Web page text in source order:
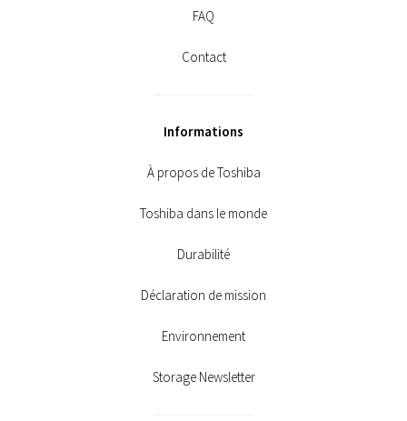
FAQ
Contact
Informations
À propos de Toshiba
Toshiba dans le monde
Durabilité
Déclaration de mission
Environnement
Storage Newsletter